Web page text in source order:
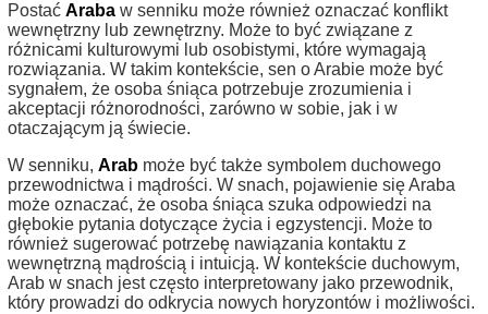
Postać Araba w senniku może również oznaczać konflikt
wewnętrzny lub zewnętrzny. Może to być związane z
różnicami kulturowymi lub osobistymi, które wymagają
rozwiązania. W takim kontekście, sen o Arabie może być
sygnałem, że osoba śniąca potrzebuje zrozumienia i
akceptacji różnorodności, zarówno w sobie, jak i w
otaczającym ją świecie.
W senniku, Arab może być także symbolem duchowego
przewodnictwa i mądrości. W snach, pojawienie się Araba
może oznaczać, że osoba śniąca szuka odpowiedzi na
głębokie pytania dotyczące życia i egzystencji. Może to
również sugerować potrzebę nawiązania kontaktu z
wewnętrzną mądrością i intuicją. W kontekście duchowym,
Arab w snach jest często interpretowany jako przewodnik,
który prowadzi do odkrycia nowych horyzontów i możliwości.